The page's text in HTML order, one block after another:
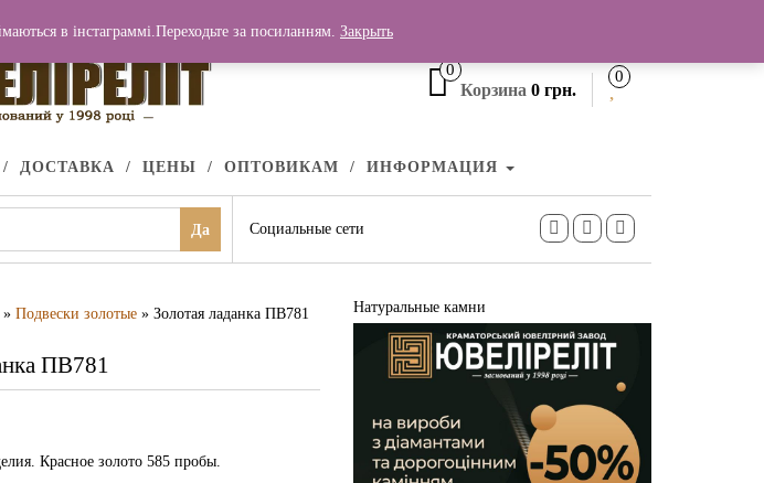
0
Корзина 0 грн.
0
ДОСТАВКА ЦЕНЫ ОПТОВИКАМ ИНФОРМАЦИЯ
Да Социальные сети
» Подвески золотые » Золотая ладанка ПВ781
ПВ781
Красное золото 585 пробы.
Натуральные камни
в інстаграммі.Переходьте за посиланням. Закрыть